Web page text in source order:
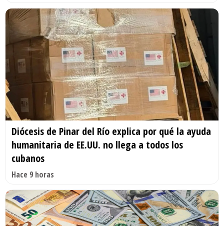
Diócesis de Pinar del Río explica por qué la ayuda
humanitaria de EE.UU. no llega a todos los
cubanos
Hace 9 horas